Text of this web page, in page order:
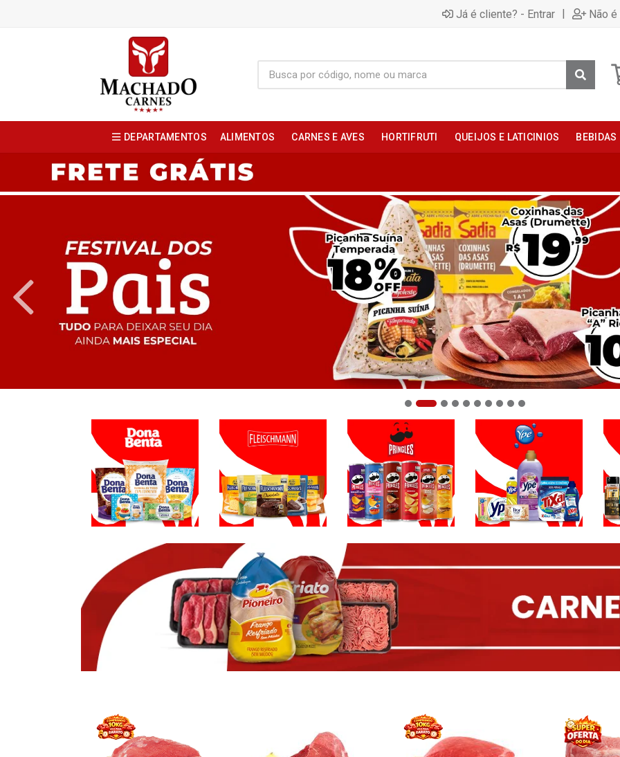
Já é cliente? - Entrar | Não
DEPARTAMENTOS ALIMENTOS CARNES E AVES HORTIFRUTI QUEIJOS E LATICINIOS BEBIDAS